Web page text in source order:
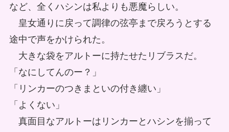
など、全くハシンは私よりも悪魔らしい。
皇女通りに戻って調律の弦亭まで戻ろうとする
途中で声をかけられた。
大きな袋をアルトーに持たせたリブラスだ。
「なにしてんのー？」
「リンカーのつきまといの付き纏い」
「よくない」
真面目なアルトーはリンカーとハシンを揃って